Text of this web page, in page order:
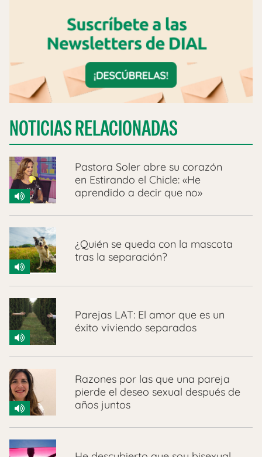
NOTICIAS RELACIONADAS
Pastora Soler abre su corazón
en Estirando el Chicle: «He
aprendido a decir que no»
¿Quién se queda con la mascota
tras la separación?
Parejas LAT: El amor que es un
éxito viviendo separados
Razones por las que una pareja
pierde el deseo sexual después de
años juntos